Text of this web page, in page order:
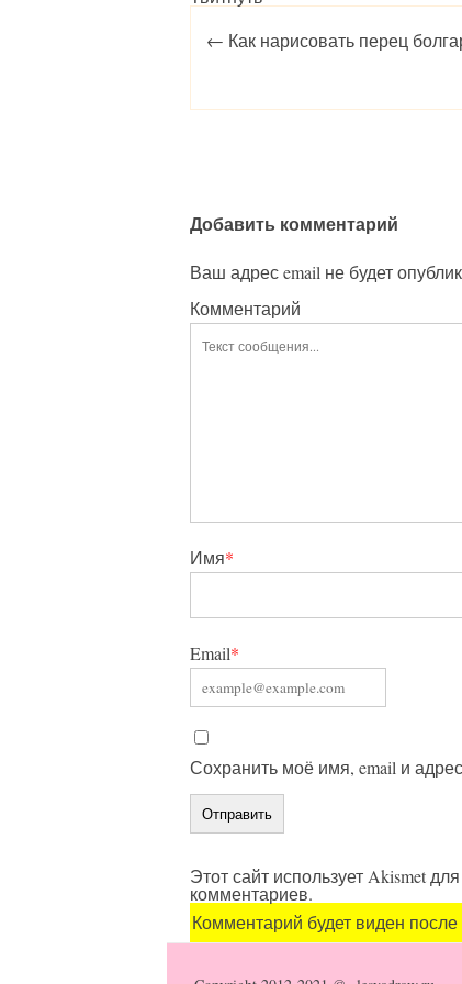
Post navigation
← Как нарисовать перец
Добавить комментарий
Ваш адрес email не будет
Комментарий
Имя*
Email*
Сохранить моё имя, email и
Этот сайт использует Akismet
комментариев.
Комментарий будет виден